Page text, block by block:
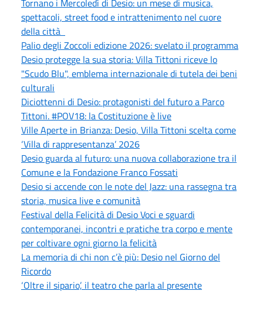
spettacoli, street food e intrattenimento nel cuore
della città
Palio degli Zoccoli edizione 2026: svelato il programma
Desio protegge la sua storia: Villa Tittoni riceve lo
"Scudo Blu", emblema internazionale di tutela dei beni
culturali
Diciottenni di Desio: protagonisti del futuro a Parco
Tittoni. #POV18: la Costituzione è live
Ville Aperte in Brianza: Desio, Villa Tittoni scelta come
‘Villa di rappresentanza’ 2026
Desio guarda al futuro: una nuova collaborazione tra il
Comune e la Fondazione Franco Fossati
Desio si accende con le note del Jazz: una rassegna tra
storia, musica live e comunità
Festival della Felicità di Desio Voci e sguardi
contemporanei, incontri e pratiche tra corpo e mente
per coltivare ogni giorno la felicità
La memoria di chi non c’è più: Desio nel Giorno del
Ricordo
‘Oltre il sipario’, il teatro che parla al presente